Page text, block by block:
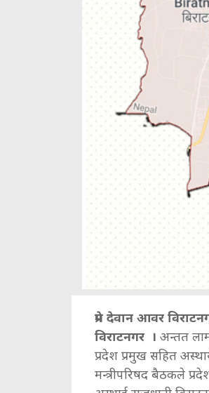
प्रेम देवान आवर
विराटनगर । अन्तत
प्रदेश प्रमुख सहित
मन्त्रीपरिषद बैठकले